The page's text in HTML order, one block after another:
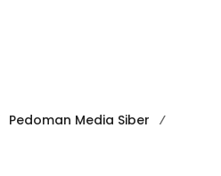
Pedoman Media Siber